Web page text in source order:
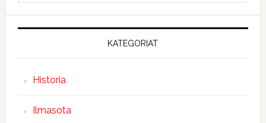
KATEGORIAT
Historia
Ilmasota